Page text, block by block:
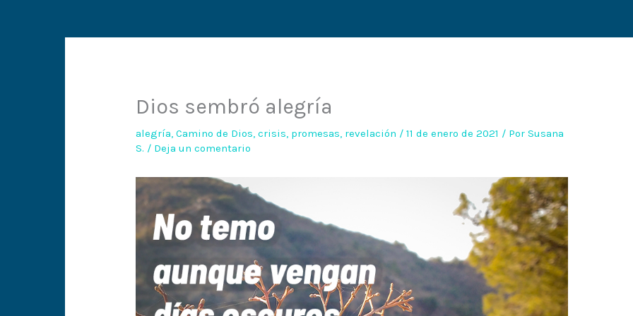
Dios sembró alegría
alegría,Camino de Dios,crisis, promesas, revelación /11 de enero de 2021 / PorSusana
S. / Deja un comentario